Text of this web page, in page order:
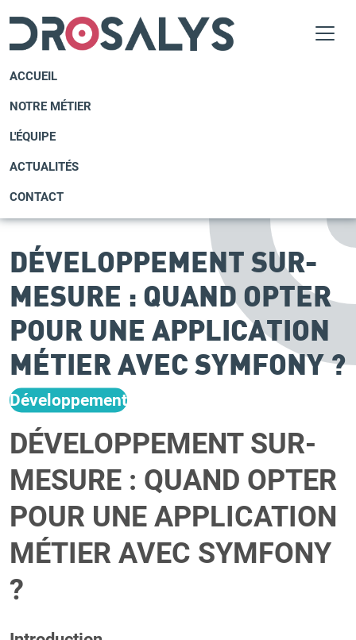
ACCUEIL
NOTRE MÉTIER
L'ÉQUIPE
ACTUALITÉS
CONTACT
DÉVELOPPEMENT SUR-
MESURE : QUAND OPTER
POUR UNE APPLICATION
MÉTIER AVEC SYMFONY ?
Développement
DÉVELOPPEMENT SUR-
MESURE : QUAND OPTER
POUR UNE APPLICATION
MÉTIER AVEC SYMFONY
?